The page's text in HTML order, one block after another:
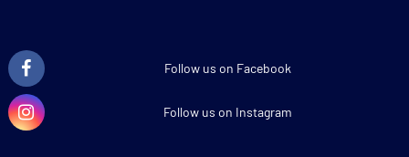
Follow us on Facebook
Follow us on Instagram